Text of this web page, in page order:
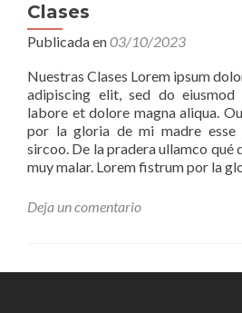
Clases
Publicada en03/10/2023
Nuestras Clases Lorem ipsum
adipiscing elit, sed do
labore et dolore magna aliqua.
por la gloria de mi madre esse
sircoo. De la pradera ullamco qué
muy malar. Lorem fistrum por la
Deja un comentario